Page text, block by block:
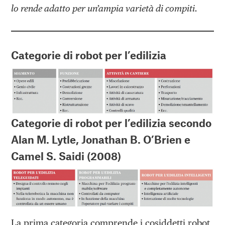
lo rende adatto per un’ampia varietà di compiti.
Categorie di robot per l’edilizia
Categorie di robot per l’edilizia secondo
Alan M. Lytle, Jonathan B. O’Brien e
Camel S. Saidi (2008)